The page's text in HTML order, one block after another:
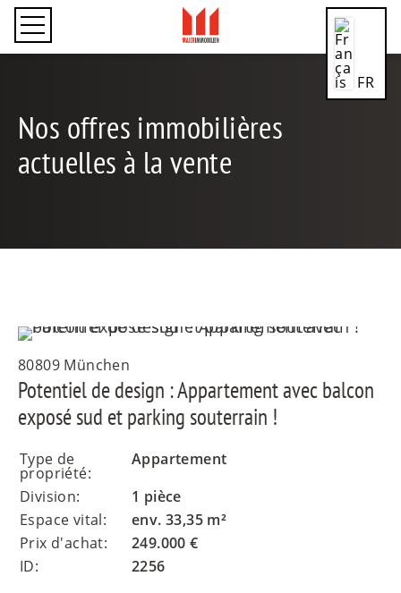
FR
Nos offres immobilières
actuelles à la vente
80809 München
Potentiel de design : Appartement avec balcon
exposé sud et parking souterrain !
Type de
propriété:
Appartement
Division:
1 pièce
Espace vital:
env. 33,35 m²
Prix d'achat:
249.000 €
ID:
2256